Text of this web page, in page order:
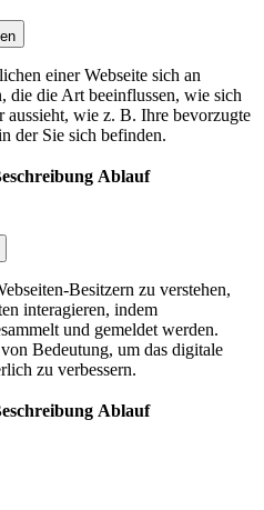
einer Webseite sich an
die die Art beeinflussen, wie sich
aussieht, wie z. B. Ihre bevorzugte
der Sie sich befinden.
Ablauf
Besitzern zu verstehen,
interagieren, indem
und gemeldet werden.
Bedeutung, um das digitale
zu verbessern.
Ablauf